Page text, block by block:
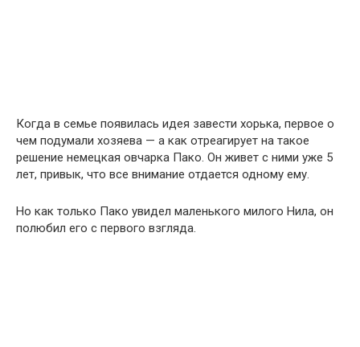
Когда в семье появилась идея завести хорька, первое о
чем подумали хозяева — а как отреагирует на такое
решение немецкая овчарка Пако. Он живет с ними уже 5
лет, привык, что все внимание отдается одному ему.
Но как только Пако увидел маленького милого Нила, он
полюбил его с первого взгляда.